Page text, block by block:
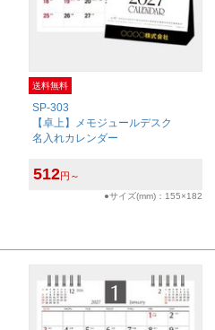
送料無料
SP-303
【卓上】メモジュールデスク
名入れカレンダー
512円～
●サイズ(mm)：155×182